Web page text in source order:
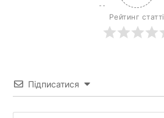
Рейтинг статті
Підписатися